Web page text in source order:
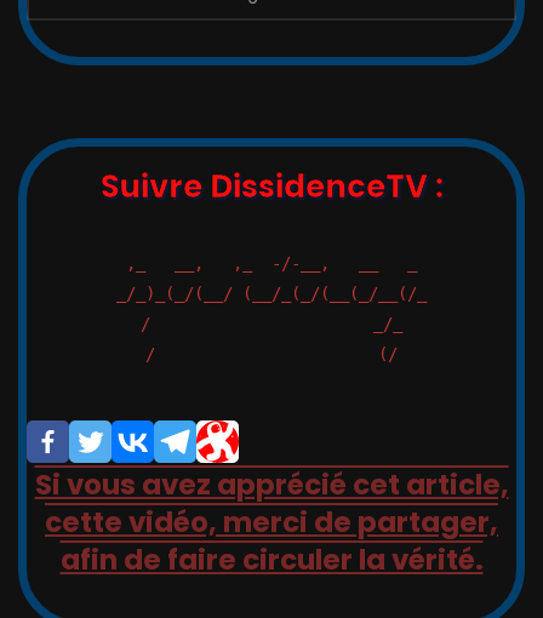
Suivre DissidenceTV :
,_   __,   ,_  -/-__,   __   _
_/_)_(_/(__/ (__/_(_/(__(_/__(/_
/                       _/_
/                       (/
Si vous avez apprécié cet article,
cette vidéo, merci de partager,
afin de faire circuler la vérité.